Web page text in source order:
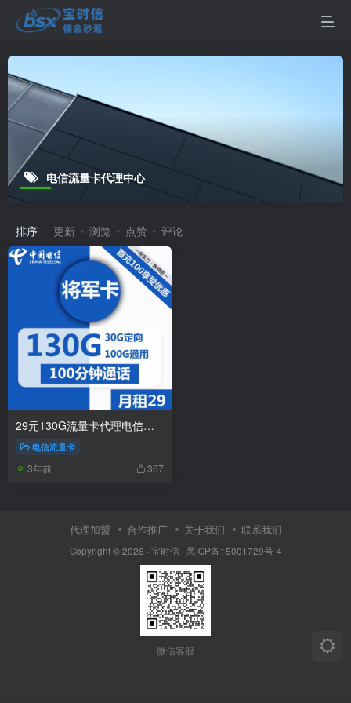
电信流量卡代理中心
排序 更新 浏览 点赞 评论
29元130G流量卡代理电信将军卡
电信流量卡
3年前 367
代理加盟 合作推广 关于我们 联系我们
Copyright © 2026 · 宝时信· 黑ICP备15001729号-4
微信客服